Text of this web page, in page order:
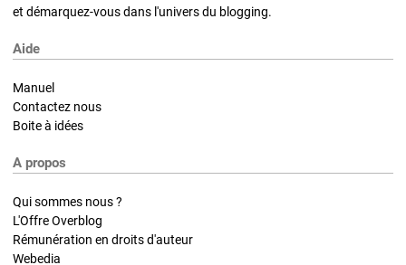
et démarquez-vous dans l'univers du blogging.
Aide
Manuel
Contactez nous
Boite à idées
A propos
Qui sommes nous ?
L'Offre Overblog
Rémunération en droits d'auteur
Webedia